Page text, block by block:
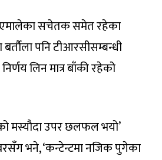
एमालेका सचेतक समेत रहेका
पनि टीआरसीसम्बन्धी
लिन मात्र बाँकी रहेको
मस्यौदा उपर छलफल भयो’
भने, ‘कन्टेन्टमा नजिक पुगेका